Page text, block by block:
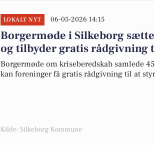
LOKALT NYT 06-05-2026 14:15
Borgermøde i Silkeborg
og tilbyder gratis rådgivning
Borgermøde om kriseberedskab samlede
kan foreninger få gratis rådgivning til at
Kilde: Silkeborg Kommune